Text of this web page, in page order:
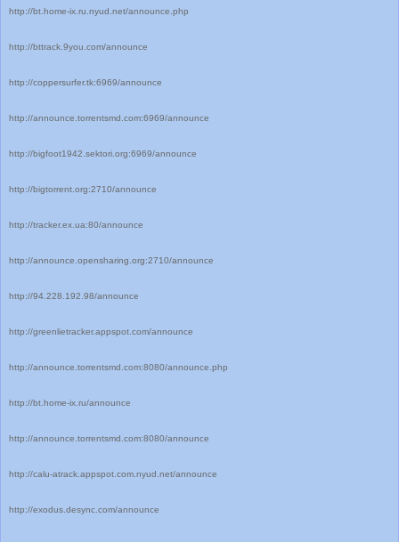
http://bt.home-ix.ru.nyud.net/announce.php
http://bttrack.9you.com/announce
http://coppersurfer.tk:6969/announce
http://announce.torrentsmd.com:6969/announce
http://bigfoot1942.sektori.org:6969/announce
http://bigtorrent.org:2710/announce
http://tracker.ex.ua:80/announce
http://announce.opensharing.org:2710/announce
http://94.228.192.98/announce
http://greenlietracker.appspot.com/announce
http://announce.torrentsmd.com:8080/announce.php
http://bt.home-ix.ru/announce
http://announce.torrentsmd.com:8080/announce
http://calu-atrack.appspot.com.nyud.net/announce
http://exodus.desync.com/announce